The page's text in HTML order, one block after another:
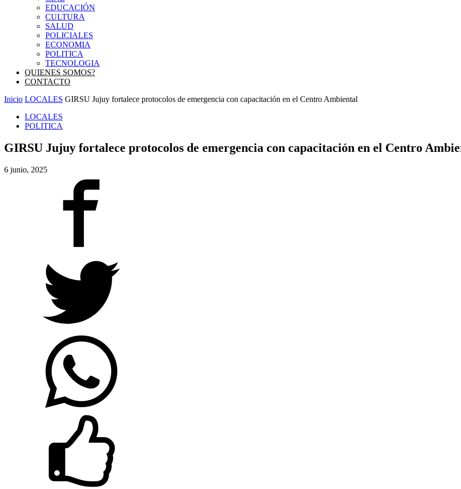
EDUCACIÓN
CULTURA
SALUD
POLICIALES
ECONOMIA
POLITICA
TECNOLOGIA
QUIENES SOMOS?
CONTACTO
Inicio LOCALES GIRSU Jujuy fortalece protocolos de emergencia con capacitación en el Centro Ambiental
LOCALES
POLITICA
GIRSU Jujuy fortalece protocolos de emergencia con capacitación en el Centro
6 junio, 2025